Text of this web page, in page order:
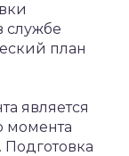
службе
план
является
момента